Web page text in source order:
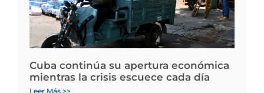
Cuba continúa su apertura económica
mientras la crisis escuece cada día
Leer Más >>